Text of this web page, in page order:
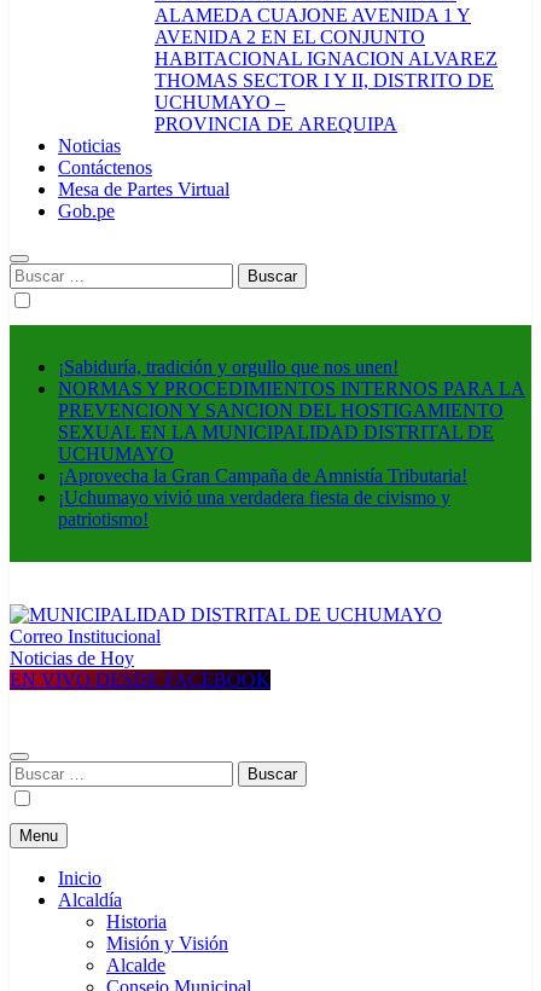
ALAMEDA CUAJONE AVENIDA 1 Y
AVENIDA 2 EN EL CONJUNTO
HABITACIONAL IGNACION ALVAREZ
THOMAS SECTOR I Y II, DISTRITO DE
UCHUMAYO –
PROVINCIA DE AREQUIPA
Noticias
Contáctenos
Mesa de Partes Virtual
Gob.pe
Buscar:
¡Sabiduría, tradición y orgullo que nos unen!
NORMAS Y PROCEDIMIENTOS INTERNOS PARA LA
PREVENCION Y SANCION DEL HOSTIGAMIENTO
SEXUAL EN LA MUNICIPALIDAD DISTRITAL DE
UCHUMAYO
¡Aprovecha la Gran Campaña de Amnistía Tributaria!
¡Uchumayo vivió una verdadera fiesta de civismo y
patriotismo!
MUNICIPALIDAD DISTRITAL DE UCHUMAYO
Construyendo una nueva Historia
Correo Institucional
Noticias de Hoy
EN VIVO DESDE FACEBOOK
Buscar:
Menu
Inicio
Alcaldía
Historia
Misión y Visión
Alcalde
Consejo Municipal